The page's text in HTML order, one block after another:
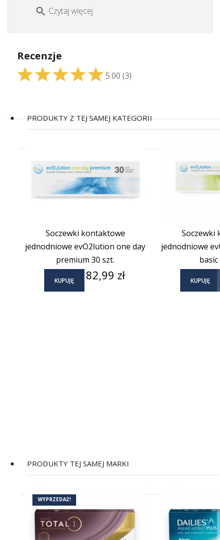
search Czytaj więcej
Recenzje
5.00 (3)
PRODUKTY Z TEJ SAMEJ KATEGORII
Soczewki kontaktowe
jednodniowe evO2lution one day
premium 30 szt.
KUPUJĘ Cena
82,99 zł
Soczewki
jednodniowe
KUPUJĘ
PRODUKTY TEJ SAMEJ MARKI
WYPRZEDAŻ!